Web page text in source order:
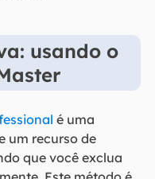
usando o
é uma
um recurso de
que você exclua